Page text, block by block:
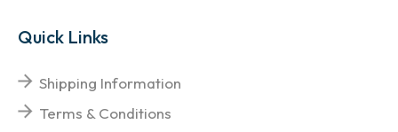
Quick Links
Shipping Information
Terms & Conditions